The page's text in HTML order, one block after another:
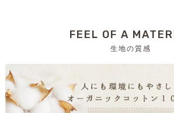
FEEL OF A
生地の質感